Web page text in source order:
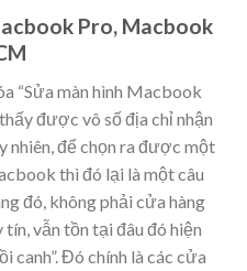
Pro, Macbook
“Sửa màn hình Macbook
được vô số địa chỉ nhận
nhiên, để chọn ra được một
thì đó lại là một câu
đó, không phải cửa hàng
tín, vẫn tồn tại đâu đó hiện
canh”. Đó chính là các cửa